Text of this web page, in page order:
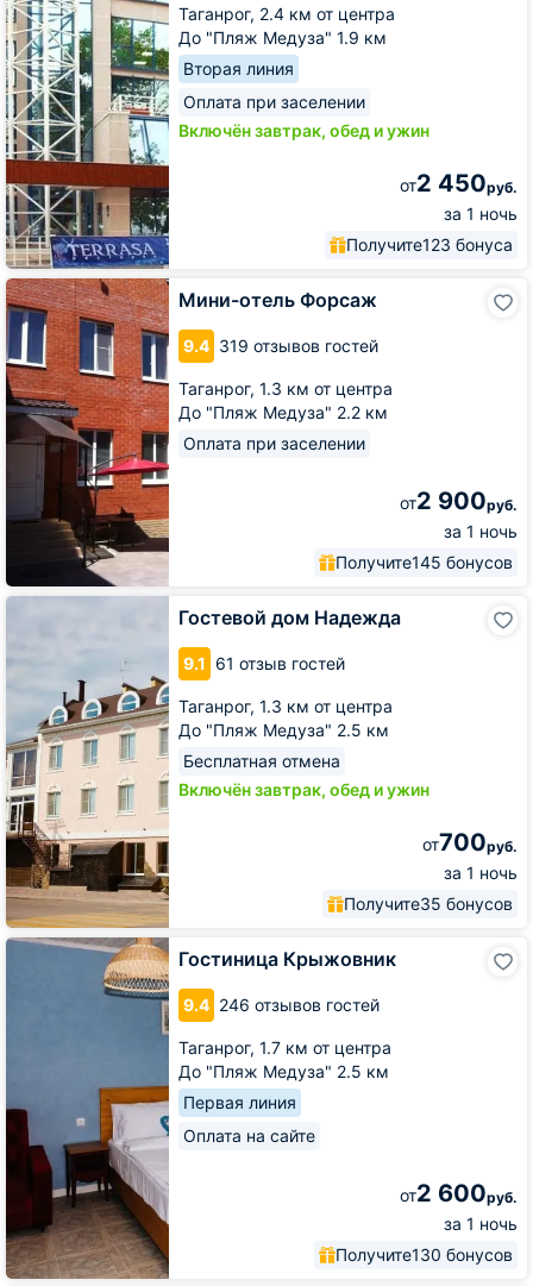
Таганрог, 2.4 км от центра
До "Пляж Медуза" 1.9 км
Вторая линия
Оплата при заселении
Включён завтрак, обед и ужин
от2 450руб.
за 1 ночь
Получите123 бонуса
Мини-отель Форсаж
9.4 319 отзывов гостей
Таганрог, 1.3 км от центра
До "Пляж Медуза" 2.2 км
Оплата при заселении
от2 900руб.
за 1 ночь
Получите145 бонусов
Мини-
отель
Форсаж
Гостевой дом Надежда
9.1 61 отзыв гостей
Таганрог, 1.3 км от центра
До "Пляж Медуза" 2.5 км
Бесплатная отмена
Включён завтрак, обед и ужин
от700руб.
за 1 ночь
Получите35 бонусов
Гостевой
Гостиница Крыжовник
9.4 246 отзывов гостей
Таганрог, 1.7 км от центра
До "Пляж Медуза" 2.5 км
Первая линия
Оплата на сайте
от2 600руб.
за 1 ночь
Получите130 бонусов
Гостиница